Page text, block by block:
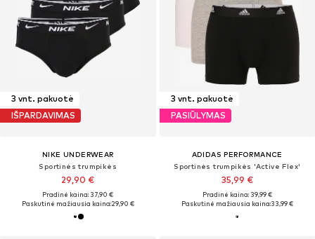
3 vnt. pakuotė
IŠPARDAVIMAS
NIKE UNDERWEAR
Sportinės trumpikės
29,90 €
Pradinė kaina: 37,90 €
Paskutinė mažiausia kaina:29,90 €
3 vnt. pakuotė
PASIŪLYMAS
ADIDAS PERFORMANCE
Sportinės trumpikės 'Active Flex'
35,99 €
Pradinė kaina: 39,99 €
Paskutinė mažiausia kaina:33,99 €